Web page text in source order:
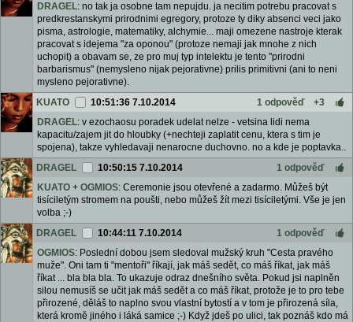
DRAGEL: no tak ja osobne tam nepujdu. ja necitim potrebu pracovat s
predkrestanskymi prirodnimi egregory, protoze ty diky absenci veci jako
pisma, astrologie, matematiky, alchymie... maji omezene nastroje kterak
pracovat s idejema "za oponou" (protoze nemaji jak mnohe z nich
uchopit) a obavam se, ze pro muj typ intelektu je tento "prirodni
barbarismus" (nemysleno nijak pejorativne) prilis primitivni (ani to neni
mysleno pejorativne).
KUATO
10:51:36 7.10.2014 1 odpověď
+3
DRAGEL: v ezochaosu poradek udelat nelze - vetsina lidi nema
kapacitu/zajem jit do hloubky (+nechteji zaplatit cenu, ktera s tim je
spojena), takze vyhledavaji nenarocne duchovno. no a kde je poptavka..
DRAGEL
10:50:15 7.10.2014
1 odpověď
KUATO + OGMIOS: Ceremonie jsou otevřené a zadarmo. Můžeš být
tisíciletým stromem na poušti, nebo můžeš žít mezi tisíciletými. Vše je jen
volba ;-)
DRAGEL
10:44:11 7.10.2014
1 odpověď
OGMIOS: Poslední dobou jsem sledoval mužský kruh "Cesta pravého
muže". Oni tam ti "mentoři" říkají, jak máš sedět, co máš říkat, jak máš
říkat ... bla bla bla. To ukazuje odraz dnešního světa. Pokud jsi naplněn
silou nemusíš se učit jak máš sedět a co máš říkat, protože je to pro tebe
přirozené, děláš to naplno svou vlastní bytostí a v tom je přirozená síla,
která kromě jiného i láká samice ;-) Když jdeš po ulici, tak poznáš kdo má